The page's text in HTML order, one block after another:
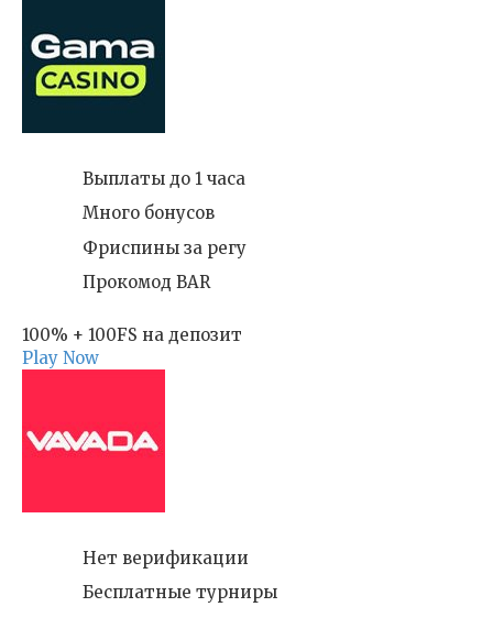
Выплаты до 1 часа
Много бонусов
Фриспины за регу
Прокомод BAR
100% + 100FS на депозит
Play Now
Нет верификации
Бесплатные турниры